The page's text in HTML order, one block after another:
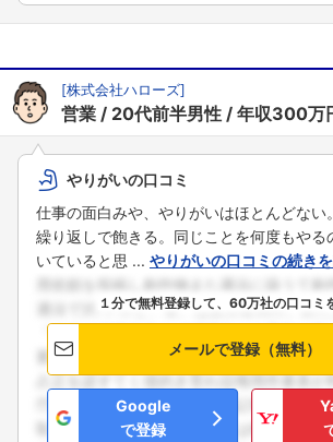
[株式会社ハローズ]
営業 20代前半男性 年収300万
やりがいの口コミ
仕事の面白みや、やりがいはほとんどない
繰り返しで飽きる。同じことを何度もやる
いていると思 ... やりがいの口コミの続き
１分で無料登録して、60万社の口コミ
メールで登録（無料）
Google
で登録